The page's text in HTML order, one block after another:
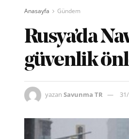
Anasayfa Gündem
Rusya’da
güvenlik
yazan Savunma TR